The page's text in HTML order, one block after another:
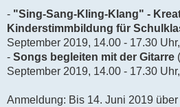
- "Sing-Sang-Kling-Klang" -
Kinderstimmbildung für
September 2019, 14.00 - 17.30
- Songs begleiten mit der Gitarre
September 2019, 14.00 - 17.30
Anmeldung: Bis 14. Juni 2019 über